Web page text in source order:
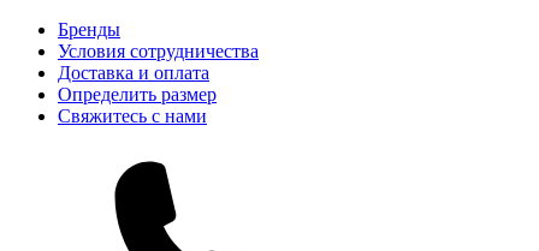
Бренды
Условия сотрудничества
Доставка и оплата
Определить размер
Свяжитесь с нами